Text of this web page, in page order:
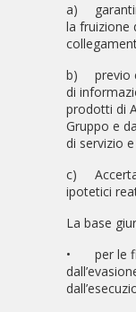
a)
la fruizione
b)
previo
di
prodotti di
Gruppo e
di servizio
c)
ipotetici
La base
•
per le